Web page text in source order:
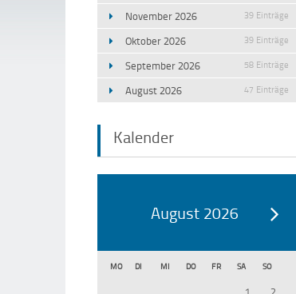
November 2026 39 Einträge
Oktober 2026 39 Einträge
September 2026 58 Einträge
August 2026 47 Einträge
Kalender
August 2026
MO DI MI DO FR SA SO